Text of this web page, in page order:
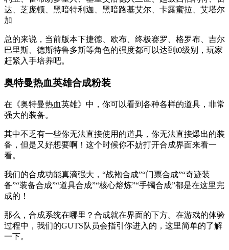
达、芝庞顿、黑暗特利迦、黑暗路基艾尔、卡露蜜拉、艾塔尔
加
总的来说，当前版本下捷德、欧布、终极赛罗、格罗布、吉尔
巴里斯、德斯特鲁多斯等角色的强度都可以达到t0级别，玩家
赶紧入手培养吧。
奥特曼热血英雄合成粉装
在《奥特曼热血英雄》中，你可以看到各种各样的道具，非常
强大的装备。
其中不乏有一些你无法直接使用的道具，你无法直接爆出的装
备，但是又好想要啊！这个时候你不妨打开合成界面来看一
看。
我们的合成功能真滴强大，“战袍合成”“门票合成”“奇迹装
备”“装备合成”“道具合成”“核心熔炼”“手镯合成”都是在这里完
成的！
那么，合成系统在哪里？合成就在界面的下方。在游戏的体验
过程中，我们的GUTS队员会指引你进入的，这里简单的了解
一下。